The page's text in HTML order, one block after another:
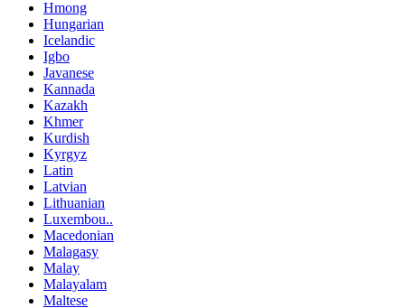
Hmong
Hungarian
Icelandic
Igbo
Javanese
Kannada
Kazakh
Khmer
Kurdish
Kyrgyz
Latin
Latvian
Lithuanian
Luxembou..
Macedonian
Malagasy
Malay
Malayalam
Maltese